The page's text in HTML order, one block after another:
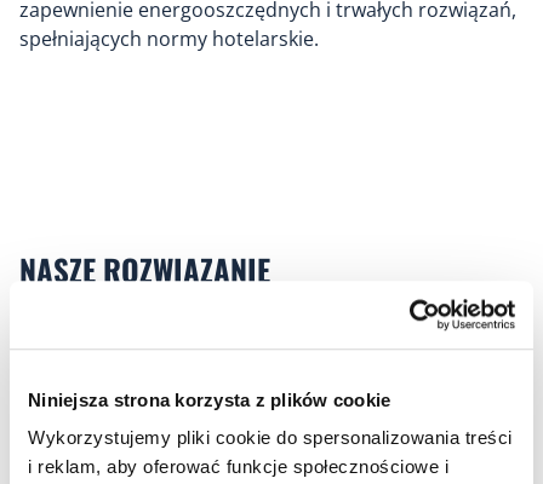
Niniejsza strona korzysta z plików cookie
Wykorzystujemy pliki cookie do spersonalizowania treści
i reklam, aby oferować funkcje społecznościowe i
zapewnienie energooszczędnych i trwałych rozwiązań,
spełniających normy hotelarskie.
NASZE ROZWIĄZANIE
Na potrzeby inwestycji dostarczyliśmy szeroki zakres
– oprawy wewnętrzne do pokoi, korytarzy, sal
konferencyjnych i stref wspólnych – w wersjach
natynkowych, wpuszczanych oraz dekoracyjnych,